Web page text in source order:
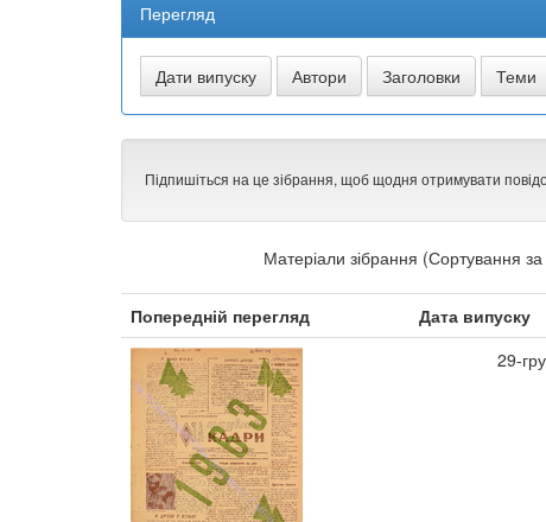
Перегляд
Підпишіться на це зібрання, щоб щодня отримувати
Матеріали зібрання (Сортування
Попередній перегляд
Дата випуску
29-